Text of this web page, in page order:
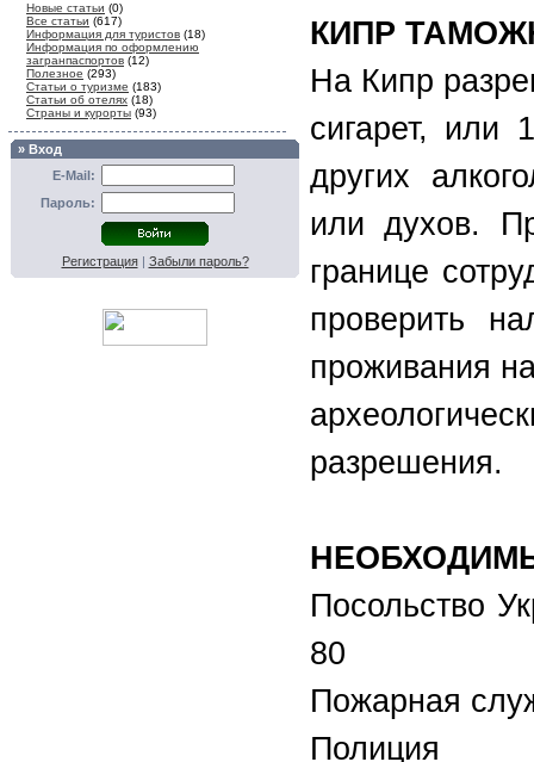
Новые статьи (0)
Все статьи (617)
Информация для туристов (18)
Информация по оформлению
загранпаспортов (12)
Полезное (293)
Статьи о туризме (183)
Статьи об отелях (18)
Страны и курорты (93)
» Вход
E-Mail:
Пароль:
Регистрация| Забыли пароль?
КИПР
На Кипр
сигарет, или
других
или духов.
границе
проверить
проживания
разрешения.
Посольство
80
Пожарная